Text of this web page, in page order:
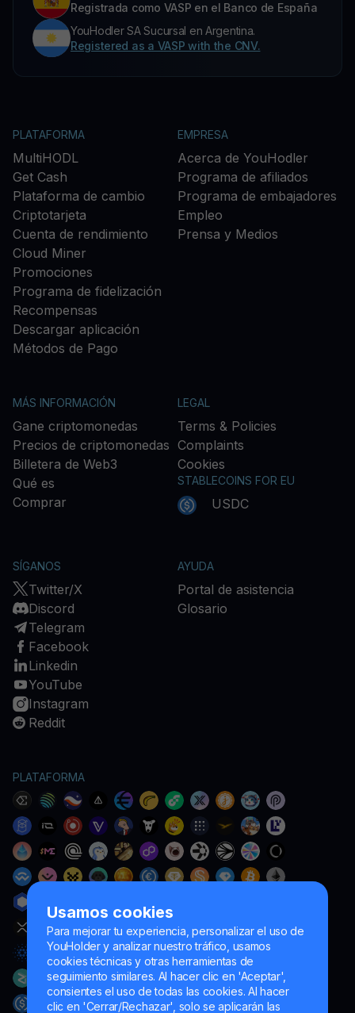
Usamos cookies
Para mejorar tu experiencia, personalizar el uso de
YouHolder y analizar nuestro tráfico, usamos
cookies técnicas y otras herramientas de
seguimiento similares. Al hacer clic en 'Aceptar',
consientes el uso de todas las cookies. Al hacer
clic en 'Cerrar/Rechazar', solo se aplicarán las
Registrada como VASP en el Banco de España
YouHodler SA Sucursal en Argentina.
Registered as a VASP with the CNV.
PLATAFORMA
MultiHODL
Get Cash
Plataforma de cambio
Criptotarjeta
Cuenta de rendimiento
Cloud Miner
Promociones
Programa de fidelización
Recompensas
Descargar aplicación
Métodos de Pago
EMPRESA
Acerca de YouHodler
Programa de afiliados
Programa de embajadores
Empleo
Prensa y Medios
MÁS INFORMACIÓN
Gane criptomonedas
Precios de criptomonedas
Billetera de Web3
Qué es
Comprar
LEGAL
Terms & Policies
Complaints
Cookies
STABLECOINS FOR EU
USDC
SÍGANOS
Twitter/X
Discord
Telegram
Facebook
Linkedin
YouTube
Instagram
Reddit
AYUDA
Portal de asistencia
Glosario
PLATAFORMA